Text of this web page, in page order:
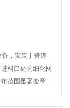
，安装于管道
料口处的细化网
范围显著变窄，